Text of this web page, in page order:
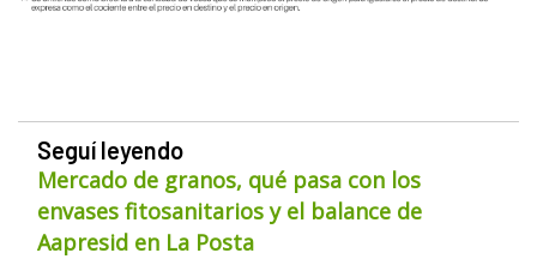
Seguí leyendo
Mercado de granos, qué pasa con los
envases fitosanitarios y el balance de
Aapresid en La Posta